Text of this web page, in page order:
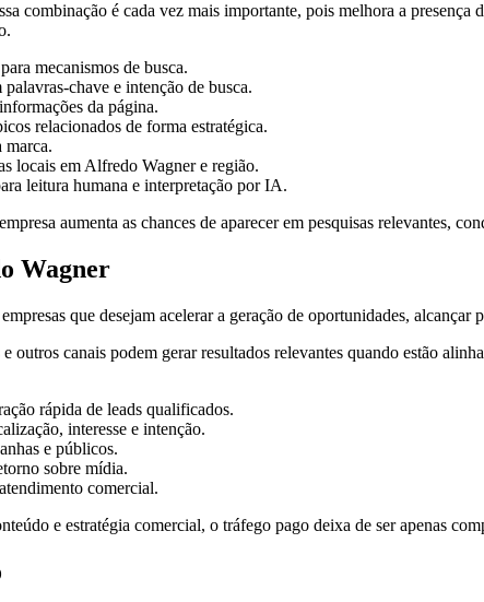
combinação é cada vez mais importante, pois melhora a
mecanismos de busca.
chave e intenção de busca.
da página.
relacionados de forma estratégica.
marca.
locais em Alfredo Wagner e região.
leitura humana e interpretação por IA.
aumenta as chances de aparecer em pesquisas relevantes,
Wagner
que desejam acelerar a geração de oportunidades,
outros canais podem gerar resultados relevantes quando estão
rápida de leads qualificados.
interesse e intenção.
e públicos.
sobre mídia.
comercial.
e estratégia comercial, o tráfego pago deixa de ser apenas